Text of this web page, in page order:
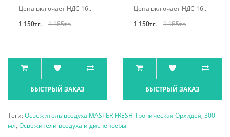
Цена включает НДС 16..
1 150тг.
1 185тг.
БЫСТРЫЙ ЗАКАЗ
Цена включает НДС 16..
1 150тг.
1 185тг.
БЫСТРЫЙ ЗАКАЗ
Теги:Освежитель воздуха MASTER FRESH Тропическая Орхидея, 300
мл, Освежители воздуха и диспенсеры